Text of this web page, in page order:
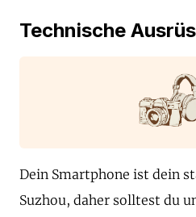
Technische
Dein Smartphone ist dein
Suzhou, daher solltest du